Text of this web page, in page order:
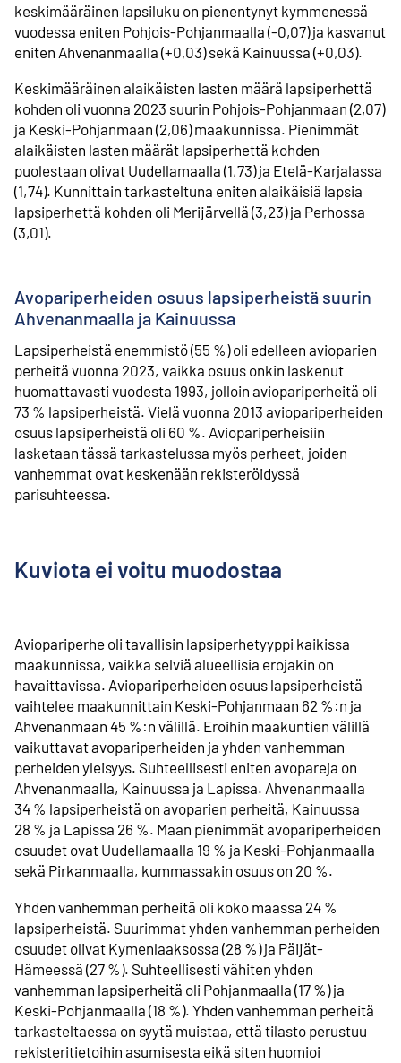
keskimääräinen lapsiluku on pienentynyt kymmenessä
vuodessa eniten Pohjois-Pohjanmaalla (-0,07) ja kasvanut
eniten Ahvenanmaalla (+0,03) sekä Kainuussa (+0,03).
Keskimääräinen alaikäisten lasten määrä lapsiperhettä
kohden oli vuonna 2023 suurin Pohjois-Pohjanmaan (2,07)
ja Keski-Pohjanmaan (2,06) maakunnissa. Pienimmät
alaikäisten lasten määrät lapsiperhettä kohden
puolestaan olivat Uudellamaalla (1,73) ja Etelä-Karjalassa
(1,74). Kunnittain tarkasteltuna eniten alaikäisiä lapsia
lapsiperhettä kohden oli Merijärvellä (3,23) ja Perhossa
(3,01).
Avopariperheiden osuus lapsiperheistä suurin
Ahvenanmaalla ja Kainuussa
Lapsiperheistä enemmistö (55 %) oli edelleen avioparien
perheitä vuonna 2023, vaikka osuus onkin laskenut
huomattavasti vuodesta 1993, jolloin aviopariperheitä oli
73 % lapsiperheistä. Vielä vuonna 2013 aviopariperheiden
osuus lapsiperheistä oli 60 %. Aviopariperheisiin
lasketaan tässä tarkastelussa myös perheet, joiden
vanhemmat ovat keskenään rekisteröidyssä
parisuhteessa.
Kuviota ei voitu muodostaa
Aviopariperhe oli tavallisin lapsiperhetyyppi kaikissa
maakunnissa, vaikka selviä alueellisia erojakin on
havaittavissa. Aviopariperheiden osuus lapsiperheistä
vaihtelee maakunnittain Keski-Pohjanmaan 62 %:n ja
Ahvenanmaan 45 %:n välillä. Eroihin maakuntien välillä
vaikuttavat avopariperheiden ja yhden vanhemman
perheiden yleisyys. Suhteellisesti eniten avopareja on
Ahvenanmaalla, Kainuussa ja Lapissa. Ahvenanmaalla
34 % lapsiperheistä on avoparien perheitä, Kainuussa
28 % ja Lapissa 26 %. Maan pienimmät avopariperheiden
osuudet ovat Uudellamaalla 19 % ja Keski-Pohjanmaalla
sekä Pirkanmaalla, kummassakin osuus on 20 %.
Yhden vanhemman perheitä oli koko maassa 24 %
lapsiperheistä. Suurimmat yhden vanhemman perheiden
osuudet olivat Kymenlaaksossa (28 %) ja Päijät-
Hämeessä (27 %). Suhteellisesti vähiten yhden
vanhemman lapsiperheitä oli Pohjanmaalla (17 %) ja
Keski-Pohjanmaalla (18 %). Yhden vanhemman perheitä
tarkasteltaessa on syytä muistaa, että tilasto perustuu
rekisteritietoihin asumisesta eikä siten huomioi